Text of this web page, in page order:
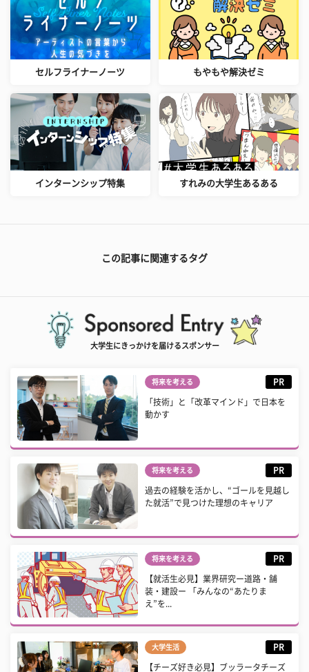
セルフライナーノーツ もやもや解決ゼミ
インターンシップ特集 すれみの大学生あるある
この記事に関連するタグ
大学生にきっかけを届けるスポンサー
将来を考える PR
「技術」と「改革マインド」で日本を
動かす
将来を考える PR
過去の経験を活かし、“ゴールを見越し
た就活”で見つけた理想のキャリア
将来を考える PR
【就活生必見】業界研究ー道路・舗
装・建設ー 「みんなの“あたりま
え”を...
大学生活 PR
【チーズ好き必見】ブッラータチーズ